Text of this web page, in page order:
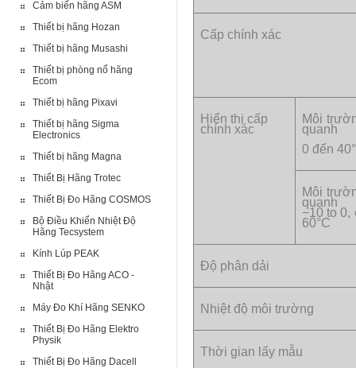
Cảm biến hãng ASM
Thiết bị hãng Hozan
Thiết bị hãng Musashi
Thiết bị phòng nổ hãng
Ecom
Thiết bị hãng Pixavi
Thiết bị hãng Sigma
Electronics
Thiết bị hãng Magna
Thiết Bị Hãng Trotec
Thiết Bị Đo Hãng COSMOS
Bộ Điều Khiển Nhiệt Độ
Hãng Tecsystem
Kính Lúp PEAK
Thiết Bị Đo Hãng ACO -
Nhật
Máy Đo Khí Hãng SENKO
Thiết Bị Đo Hãng Elektro
Physik
Thiết Bị Đo Hãng Dacell
Cấp chính xác
Hiển thị cấp
chính xác
Môi
quanh
0 đến
Môi
quanh
−10 to 0,
60°C
Độ phân dải
Nhiệt độ môi trường
Thời gian lấy mẫu